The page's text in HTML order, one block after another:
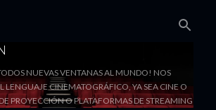
NUEVAS VENTANAS AL MUNDO! NOS
LENGUAJE CINEMATOGRÁFICO, YA SEA CINE O
PROYECCIÓN O PLATAFORMAS DE STREAMING